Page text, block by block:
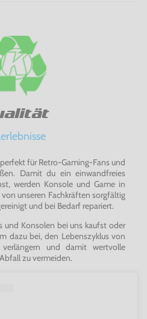
für Retro-Gaming-Fans und
Damit du ein einwandfreies
werden Konsole und Game in
unseren Fachkräften sorgfältig
und bei Bedarf repariert.
und Konsolen bei uns kaufst oder
dazu bei, den Lebenszyklus von
und damit wertvolle
zu vermeiden.